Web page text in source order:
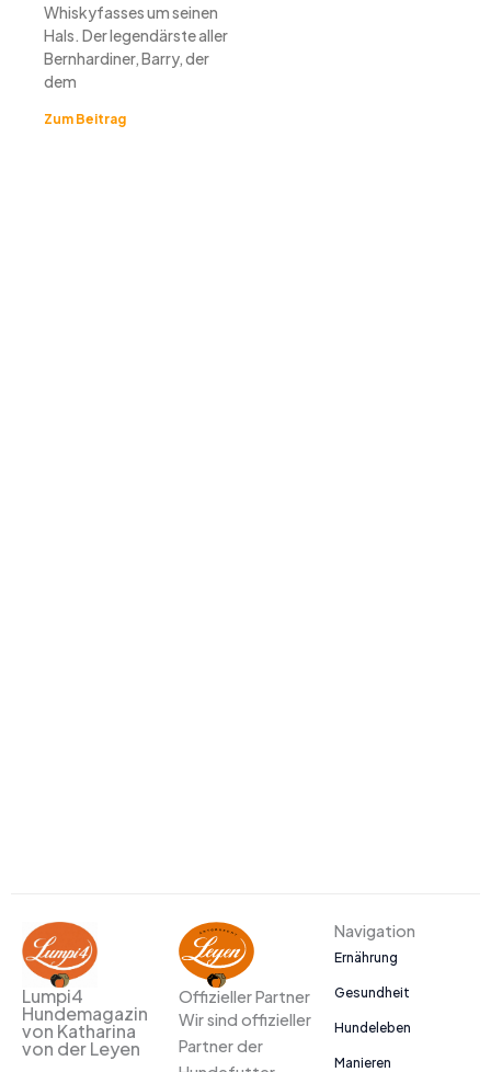
Whiskyfasses um seinen
Hals. Der legendärste aller
Bernhardiner, Barry, der
dem
Zum Beitrag
Lumpi4
Hundemagazin
von Katharina
von der Leyen
Offizieller Partner
Wir sind offizieller
Partner der
Navigation
Ernährung
Gesundheit
Hundeleben
Manieren